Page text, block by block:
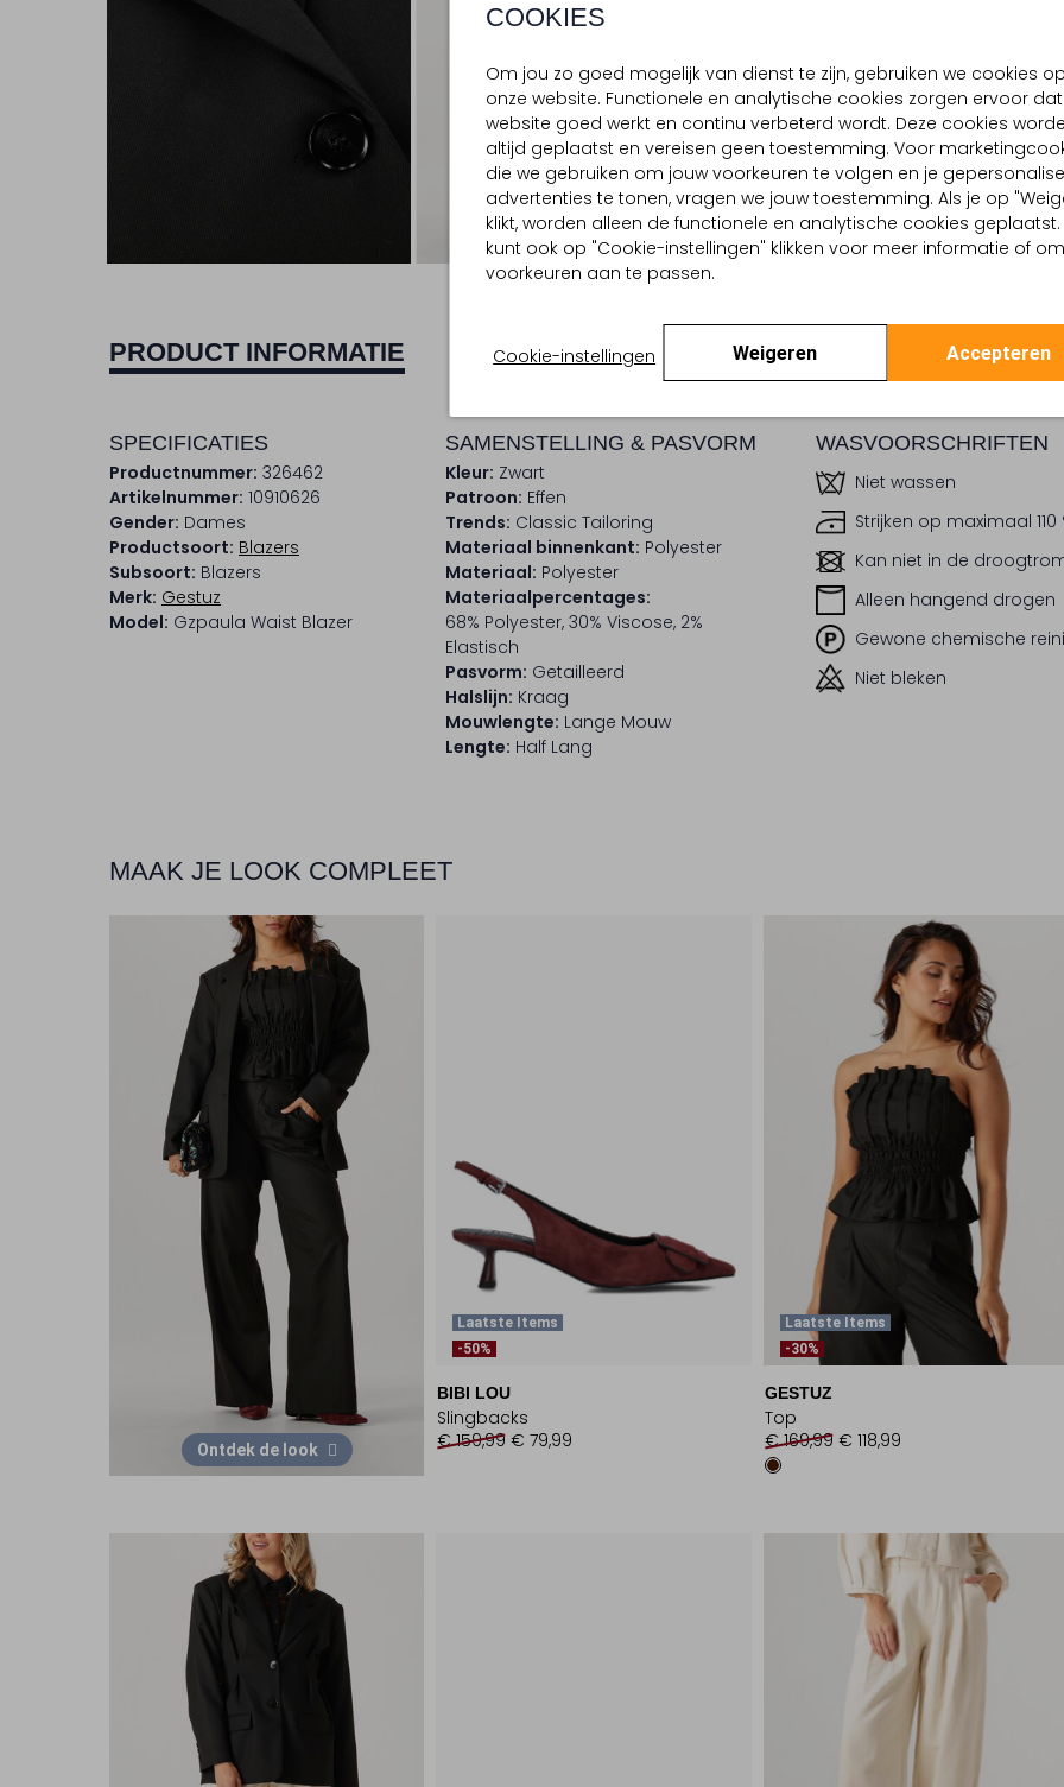
COOKIES
Om jou zo goed mogelijk van dienst te zijn, gebruiken we cookies op
onze website. Functionele en analytische cookies zorgen ervoor
website goed werkt en continu verbeterd wordt. Deze cookies
altijd geplaatst en vereisen geen toestemming. Voor
die we gebruiken om jouw voorkeuren te volgen en je
advertenties te tonen, vragen we jouw toestemming. Als je op
klikt, worden alleen de functionele en analytische cookies geplaatst.
kunt ook op "Cookie-instellingen" klikken voor meer informatie of
voorkeuren aan te passen.
Cookie-instellingen Weigeren Accepteren
Ontdek de look Ontdek de look
PRODUCT INFORMATIE BEZORGEN & RETOURNEREN
SPECIFICATIES
Productnummer: 326462
Artikelnummer: 10910626
Gender: Dames
Productsoort: Blazers
Subsoort: Blazers
Merk: Gestuz
Model: Gzpaula Waist Blazer
SAMENSTELLING & PASVORM
Kleur: Zwart
Patroon: Effen
Trends: Classic Tailoring
Materiaal binnenkant: Polyester
Materiaal: Polyester
Materiaalpercentages:
68% Polyester, 30% Viscose, 2%
Elastisch
Pasvorm: Getailleerd
Halslijn: Kraag
Mouwlengte: Lange Mouw
Lengte: Half Lang
WASVOORSCHRIFTEN
Niet wassen
Strijken op maximaal 110
Kan niet in de
Alleen hangend drogen
Gewone chemische
Niet bleken
MAAK JE LOOK COMPLEET
Ontdek de look
Laatste Items
-50%
BIBI LOU
Slingbacks
€ 159,99 € 79,99
Laatste Items
-30%
GESTUZ
Top
€ 169,99 € 118,99